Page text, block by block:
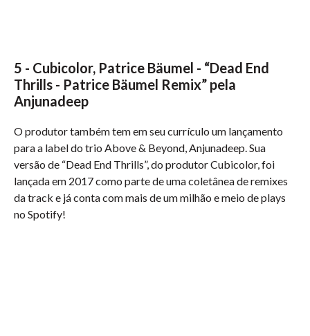
5 - Cubicolor, Patrice Bäumel - “Dead End
Thrills - Patrice Bäumel Remix” pela
Anjunadeep
O produtor também tem em seu currículo um lançamento
para a label do trio Above & Beyond, Anjunadeep. Sua
versão de “Dead End Thrills”, do produtor Cubicolor, foi
lançada em 2017 como parte de uma coletânea de remixes
da track e já conta com mais de um milhão e meio de plays
no Spotify!